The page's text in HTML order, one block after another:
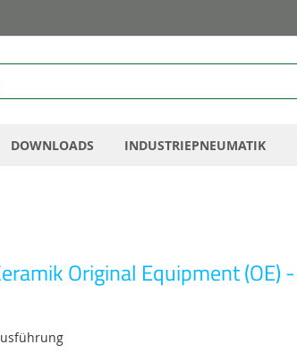
Inhalt
DOWNLOADS INDUSTRIEPNEUMATIK
Original Equipment (OE)